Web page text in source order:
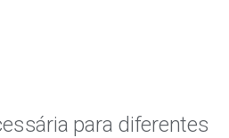
para diferentes